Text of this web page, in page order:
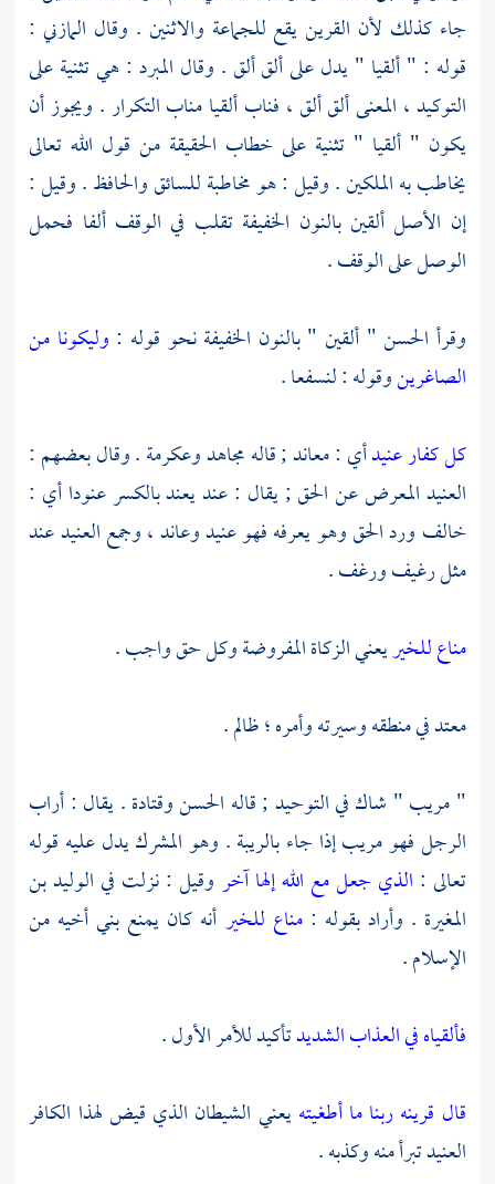
جاء كذلك لأن القرين يقع للجماعة والاثنين . وقال المازني :
قوله : " ألقيا " يدل على ألق ألق . وقال المبرد : هي تثنية على
التوكيد ، المعنى ألق ألق ، فناب ألقيا مناب التكرار . ويجوز أن
يكون " ألقيا " تثنية على خطاب الحقيقة من قول الله تعالى
يخاطب به الملكين . وقيل : هو مخاطبة للسائق والحافظ . وقيل :
إن الأصل ألقين بالنون الخفيفة تقلب في الوقف ألفا فحمل
الوصل على الوقف .
وقرأ الحسن" ألقين " بالنون الخفيفة نحو قوله : وليكونا من
الصاغرينوقوله : لنسفعا .
كل كفار عنيدأي : معاند ; قالهمجاهدوعكرمة. وقال بعضهم :
العنيد المعرض عن الحق ; يقال : عند يعند بالكسر عنودا أي :
خالف ورد الحق وهو يعرفه فهو عنيد وعاند ، وجمع العنيد عند
مثل رغيف ورغف .
مناع للخيريعني الزكاة المفروضة وكل حق واجب .
معتد في منطقه وسيرته وأمره ؛ ظالم .
" مريب " شاك في التوحيد ; قاله الحسنوقتادة. يقال : أراب
الرجل فهو مريب إذا جاء بالريبة . وهو المشرك يدل عليه قوله
تعالى : الذي جعل مع الله إلها آخر وقيل : نزلت فيالوليد بن
المغيرة . وأراد بقوله :مناع للخير أنه كان يمنع بني أخيه من
الإسلام .
فألقياه في العذاب الشديدتأكيد للأمر الأول .
قال قرينه ربنا ما أطغيتهيعني الشيطان الذي قيض لهذا الكافر
العنيد تبرأ منه وكذبه .